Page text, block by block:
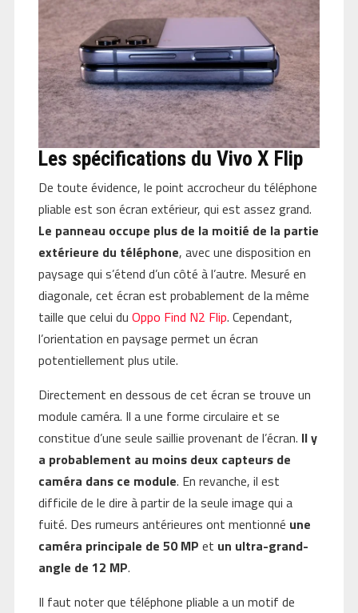
Les spécifications du Vivo X Flip
De toute évidence, le point accrocheur du téléphone
pliable est son écran extérieur, qui est assez grand.
Le panneau occupe plus de la moitié de la partie
extérieure du téléphone, avec une disposition en
paysage qui s’étend d’un côté à l’autre. Mesuré en
diagonale, cet écran est probablement de la même
taille que celui du Oppo Find N2 Flip. Cependant,
l’orientation en paysage permet un écran
potentiellement plus utile.
Directement en dessous de cet écran se trouve un
module caméra. Il a une forme circulaire et se
constitue d’une seule saillie provenant de l’écran. Il y
a probablement au moins deux capteurs de
caméra dans ce module. En revanche, il est
difficile de le dire à partir de la seule image qui a
fuité. Des rumeurs antérieures ont mentionné une
caméra principale de 50 MP et un ultra-grand-
angle de 12 MP.
Il faut noter que téléphone pliable a un motif de